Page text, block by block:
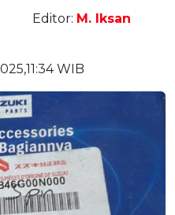
Editor: M. Iksan
WIB